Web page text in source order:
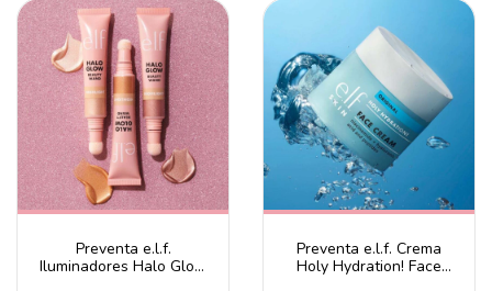
Preventa e.l.f.
Iluminadores Halo Glow
Preventa e.l.f. Crema
Holy Hydration! Face